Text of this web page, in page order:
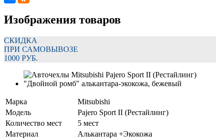
Изображения товаров
СКИДКА
ПРИ САМОВЫВОЗЕ
1000 РУБ.
Марка
Mitsubishi
Модель
Pajero Sport II (Рестайлинг)
Количество мест
5 мест
Материал
Алькантара +Экокожа